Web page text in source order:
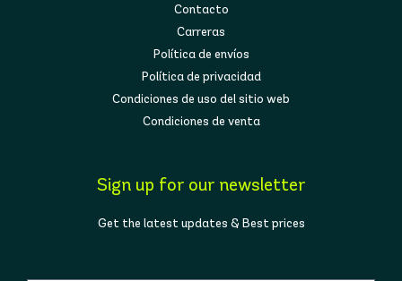
Contacto
Carreras
Política de envíos
Política de privacidad
Condiciones de uso del sitio web
Condiciones de venta
Sign up for our newsletter
Get the latest updates & Best prices